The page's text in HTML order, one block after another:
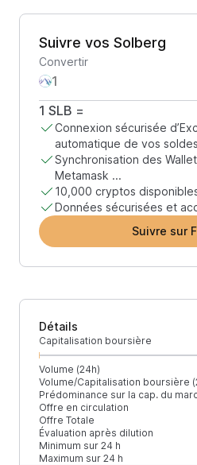
Suivre vos Solberg
Convertir
1 SLB =
Connexion sécurisée
automatique de vos soldes
Synchronisation des
Metamask ...
10,000 cryptos
Données sécurisées et
Suivre sur
Détails
Capitalisation boursière
Volume (24h)
Volume/Capitalisation boursière
Prédominance sur la cap. du
Offre en circulation
Offre Totale
Évaluation après dilution
Minimum sur 24 h
Maximum sur 24 h